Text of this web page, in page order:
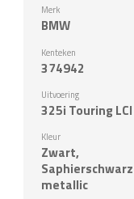
Merk
BMW
Kenteken
374942
Uitvoering
325i Touring
Kleur
Zwart,
Saphierschwarz
metallic